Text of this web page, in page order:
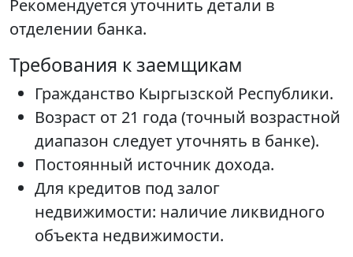
Рекомендуется уточнить детали в
отделении банка.
Требования к заемщикам
Гражданство Кыргызской Республики.
Возраст от 21 года (точный возрастной
диапазон следует уточнять в банке).
Постоянный источник дохода.
Для кредитов под залог
недвижимости: наличие ликвидного
объекта недвижимости.